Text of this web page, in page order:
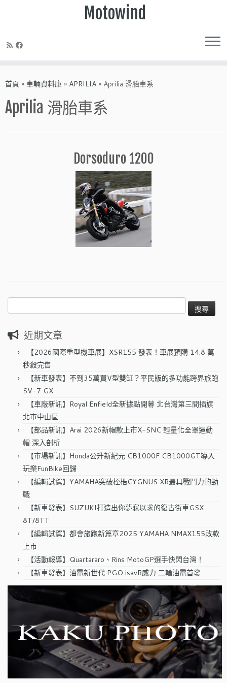
to
Motowind
首頁 » 車輛資料庫 » APRILIA » Aprilia 滑胎車系
Aprilia 滑胎車系
Dorsoduro 1200
尋
鍵
近期文章
【2026國際重型機車展】XSR155 發表！車展預購 14.8 萬
秒殺完售
【新車發表】不到35萬買V型雙缸？平民版的多功能跨界旅跑
SV-7 GX
【車廠新訊】Royal Enfield全新據點開幕 北台灣第三間插旗
北市中山區
【部品新訊】Arai 2026新帽款上市X-SNC 輕量化全罩運動
帽 深入剖析
【市場新訊】Honda公升新紀元 CB1000F CB1000GT導入
玩樂FunBike回歸
【編輯試駕】YAMAHA突破桎梏CYGNUS XR最具戰鬥力的勁
戰
【新車發表】SUZUKI打造出你夢寐以求的復古街車GSX
8T/8TT
【編輯試駕】都會旅跑新篇章2025 YAMAHA NMAX155改款
上市
【活動報導】Quartararo、Rins MotoGP選手快閃台灣！
【新車發表】油電新世代 PGO isavR威力 二輪油電首發